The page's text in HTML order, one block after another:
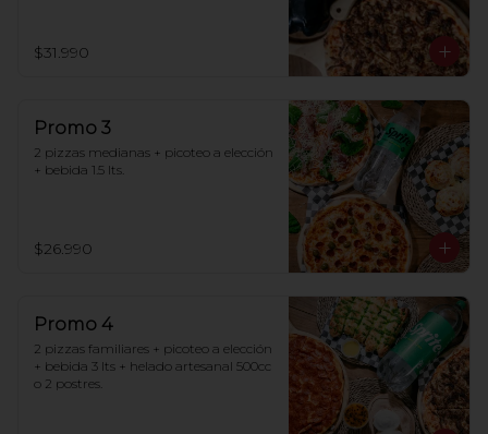
$31.990
Promo 3
2 pizzas medianas + picoteo a elección
+ bebida 1.5 lts.
$26.990
Promo 4
2 pizzas familiares + picoteo a elección
+ bebida 3 lts + helado artesanal 500cc
o 2 postres.